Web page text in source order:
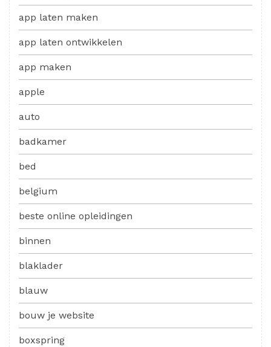
app laten maken
app laten ontwikkelen
app maken
apple
auto
badkamer
bed
belgium
beste online opleidingen
binnen
blaklader
blauw
bouw je website
boxspring